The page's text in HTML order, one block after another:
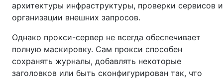
архитектуры инфраструктуры, проверки сервисов и
организации внешних запросов.
Однако прокси-сервер не всегда обеспечивает
полную маскировку. Сам прокси способен
сохранять журналы, добавлять некоторые
заголовков или быть сконфигурирован так, что